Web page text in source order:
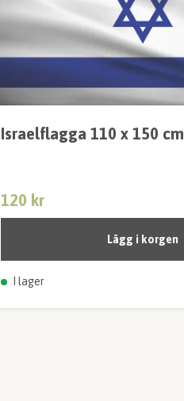
Israelflagga 110 x 150 cm
120 kr
Lägg i korgen
I lager